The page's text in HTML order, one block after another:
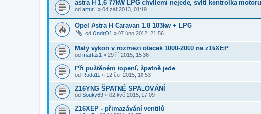
astra H 1,6 77kW LPG chvílemi nejede, svítí kontrolka motoru
od artur1 » 04 zář 2013, 01:19
Opel Astra H Caravan 1.8 103kw + LPG
od OndrO1 » 07 úno 2012, 21:56
Maly vykon v rozmezi otacek 1000-2000 na z16XEP
od martas1 » 29 říj 2015, 15:36
Při puštěném topení, špatně jede
od Ruda11 » 12 čer 2015, 10:53
Z16YNG ŠPATNÉ SPALOVÁNÍ
od Souky69 » 02 kvě 2015, 17:09
Z16XEP - přimazávání ventilů